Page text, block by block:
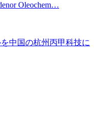
Oleochem…
中国の杭州丙甲科技に